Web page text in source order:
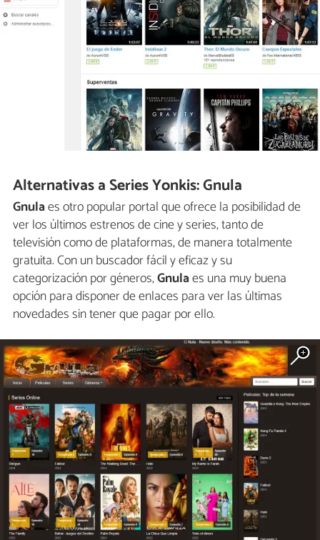
Alternativas a Series Yonkis: Gnula
Gnulaes otro popular portal que ofrece la posibilidad de
ver los últimos estrenos de cine y series, tanto de
televisión como de plataformas, de manera totalmente
gratuita. Con un buscador fácil y eficaz y su
categorización por géneros,Gnulaes una muy buena
opción para disponer de enlaces para ver las últimas
novedades sin tener que pagar por ello.